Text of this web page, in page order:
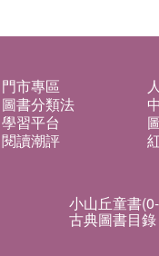
門市專區
圖書分類法
學習平台
閱讀潮評
小山丘童書
古典圖書目錄